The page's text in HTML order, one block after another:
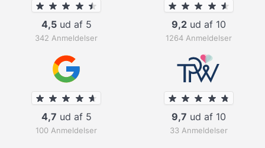
4,5ud af 5
342 Anmeldelser
9,2 ud af 10
1264 Anmeldelser
4,7 ud af 5
100 Anmeldelser
9,7 ud af 10
33 Anmeldelser